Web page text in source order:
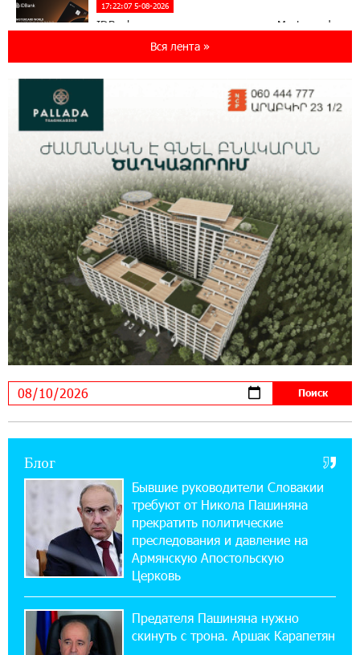
17:22:07 5-08-2026
IDBank представляет новую карту Mastercard
World с преимуществами для путешествий и
мониторинг дикой природы в Гнишике с
помощью солнечной энергии
14:56:01 5-08-2026
Ucom и FPWC обеспечат круглосуточный
мониторинг дикой природы в Гнишике с
помощью солнечной энергии
22:41:05 3-08-2026
Idram и IDBank - рядом со стартапами на
Seaside Startup Summit
10:12:55 3-08-2026
В мобильном приложении Юнибанка теперь
можно зарегистрироваться также с помощью
«Бесплатные бонусы в играх»: IDBank
предупреждает о кибератаках на школьников
11:21:15 31-07-2026
ЕАЭС со временем будет расширяться. Когда-
нибудь это поймёт и рядовой армянин, но
11:03:52 31-07-2026
Если Израиль использует тему Геноцида
Вся лента »
Блог
Бывшие руководители Словакии
требуют от Никола Пашиняна
прекратить политические
преследования и давление на
Армянскую Апостольскую
Церковь
Предателя Пашиняна нужно
скинуть с трона. Аршак Карапетян